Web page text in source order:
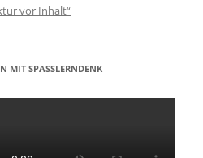
vor Inhalt“
MIT SPASSLERNDENK